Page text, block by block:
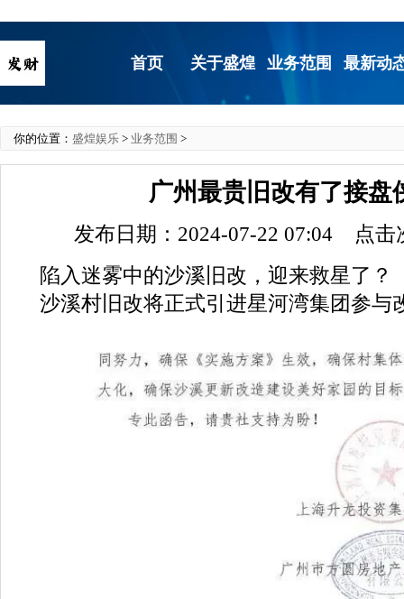
首页 关于盛煌 业务范围 最新动
你的位置： 盛煌娱乐 > 业务范围 >
广州最贵旧改有了接盘
发布日期：2024-07-22 07:04 点击
陷入迷雾中的沙溪旧改，迎来救星了？
沙溪村旧改将正式引进星河湾集团参与